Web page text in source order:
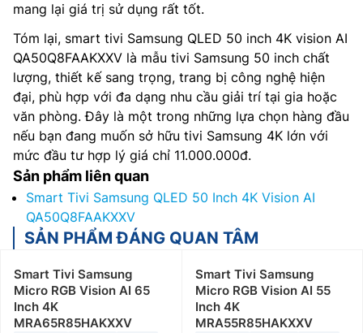
mang lại giá trị sử dụng rất tốt.
Tóm lại, smart tivi Samsung QLED 50 inch 4K vision AI
QA50Q8FAAKXXV là mẫu tivi Samsung 50 inch chất
lượng, thiết kế sang trọng, trang bị công nghệ hiện
đại, phù hợp với đa dạng nhu cầu giải trí tại gia hoặc
văn phòng. Đây là một trong những lựa chọn hàng đầu
nếu bạn đang muốn sở hữu tivi Samsung 4K lớn với
mức đầu tư hợp lý giá chỉ 11.000.000đ.
Sản phẩm liên quan
Smart Tivi Samsung QLED 50 Inch 4K Vision AI
QA50Q8FAAKXXV
SẢN PHẨM ĐÁNG QUAN TÂM
Smart Tivi Samsung
Micro RGB Vision AI 65
Inch 4K
MRA65R85HAKXXV
Smart Tivi Samsung
Micro RGB Vision AI 55
Inch 4K
MRA55R85HAKXXV